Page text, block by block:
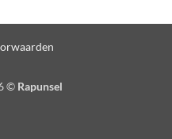
© Rapunsel